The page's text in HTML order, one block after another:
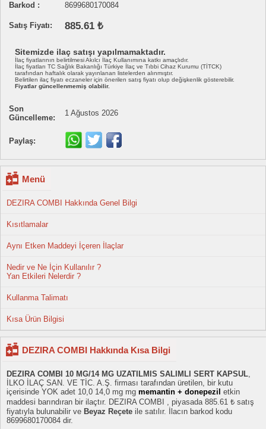
Barkod :
8699680170084
Satış Fiyatı: 885.61 ₺
Sitemizde ilaç satışı yapılmamaktadır.
İlaç fiyatlarının belirtilmesi Akılcı İlaç Kullanımına katkı amaçlıdır.
İlaç fiyatları TC Sağlık Bakanlığı Türkiye İlaç ve Tıbbi Cihaz Kurumu (TİTCK)
tarafından haftalık olarak yayınlanan listelerden alınmıştır.
Belirtilen ilaç fiyatı eczaneler için önerilen satış fiyatı olup değişkenlik gösterebilir.
Fiyatlar güncellenmemiş olabilir.
Son
Güncelleme:
1 Ağustos 2026
Paylaş:
Menü
DEZIRA COMBI Hakkında Genel Bilgi
Kısıtlamalar
Aynı Etken Maddeyi İçeren İlaçlar
Nedir ve Ne İçin Kullanılır ?
Yan Etkileri Nelerdir ?
Kullanma Talimatı
Kısa Ürün Bilgisi
DEZIRA COMBI Hakkında Kısa Bilgi
DEZIRA COMBI 10 MG/14 MG UZATILMIS SALIMLI SERT KAPSUL
İLKO İLAÇ SAN. VE TİC. A.Ş. firması tarafından üretilen, bir kutu
içerisinde YOK adet 10,0 14,0 mg mg memantin + donepezil etkin
maddesi barındıran bir ilaçtır. DEZIRA COMBI , piyasada 885.61 ₺ satış
fiyatıyla bulunabilir ve Beyaz Reçete ile satılır. İlacın barkod kodu
8699680170084 dir.